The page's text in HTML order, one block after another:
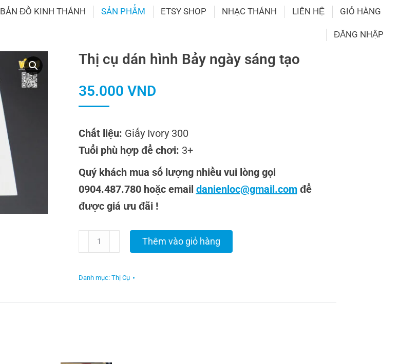
BẢN ĐỒ KINH THÁNH SẢN PHẨM ETSY SHOP NHẠC THÁNH LIÊN HỆ GIỎ HÀNG
ĐĂNG NHẬP
Thị cụ dán hình Bảy ngày sáng tạo
35.000 VND
Chất liệu: Giấy Ivory 300
Tuổi phù hợp để chơi: 3+
Quý khách mua số lượng nhiều vui lòng gọi
0904.487.780 hoặc email danienloc@gmail.comđể
được giá ưu đãi !
cụ
dán
Bảy
Thêm vào giỏ hàng
Danh mục: Thị Cụ